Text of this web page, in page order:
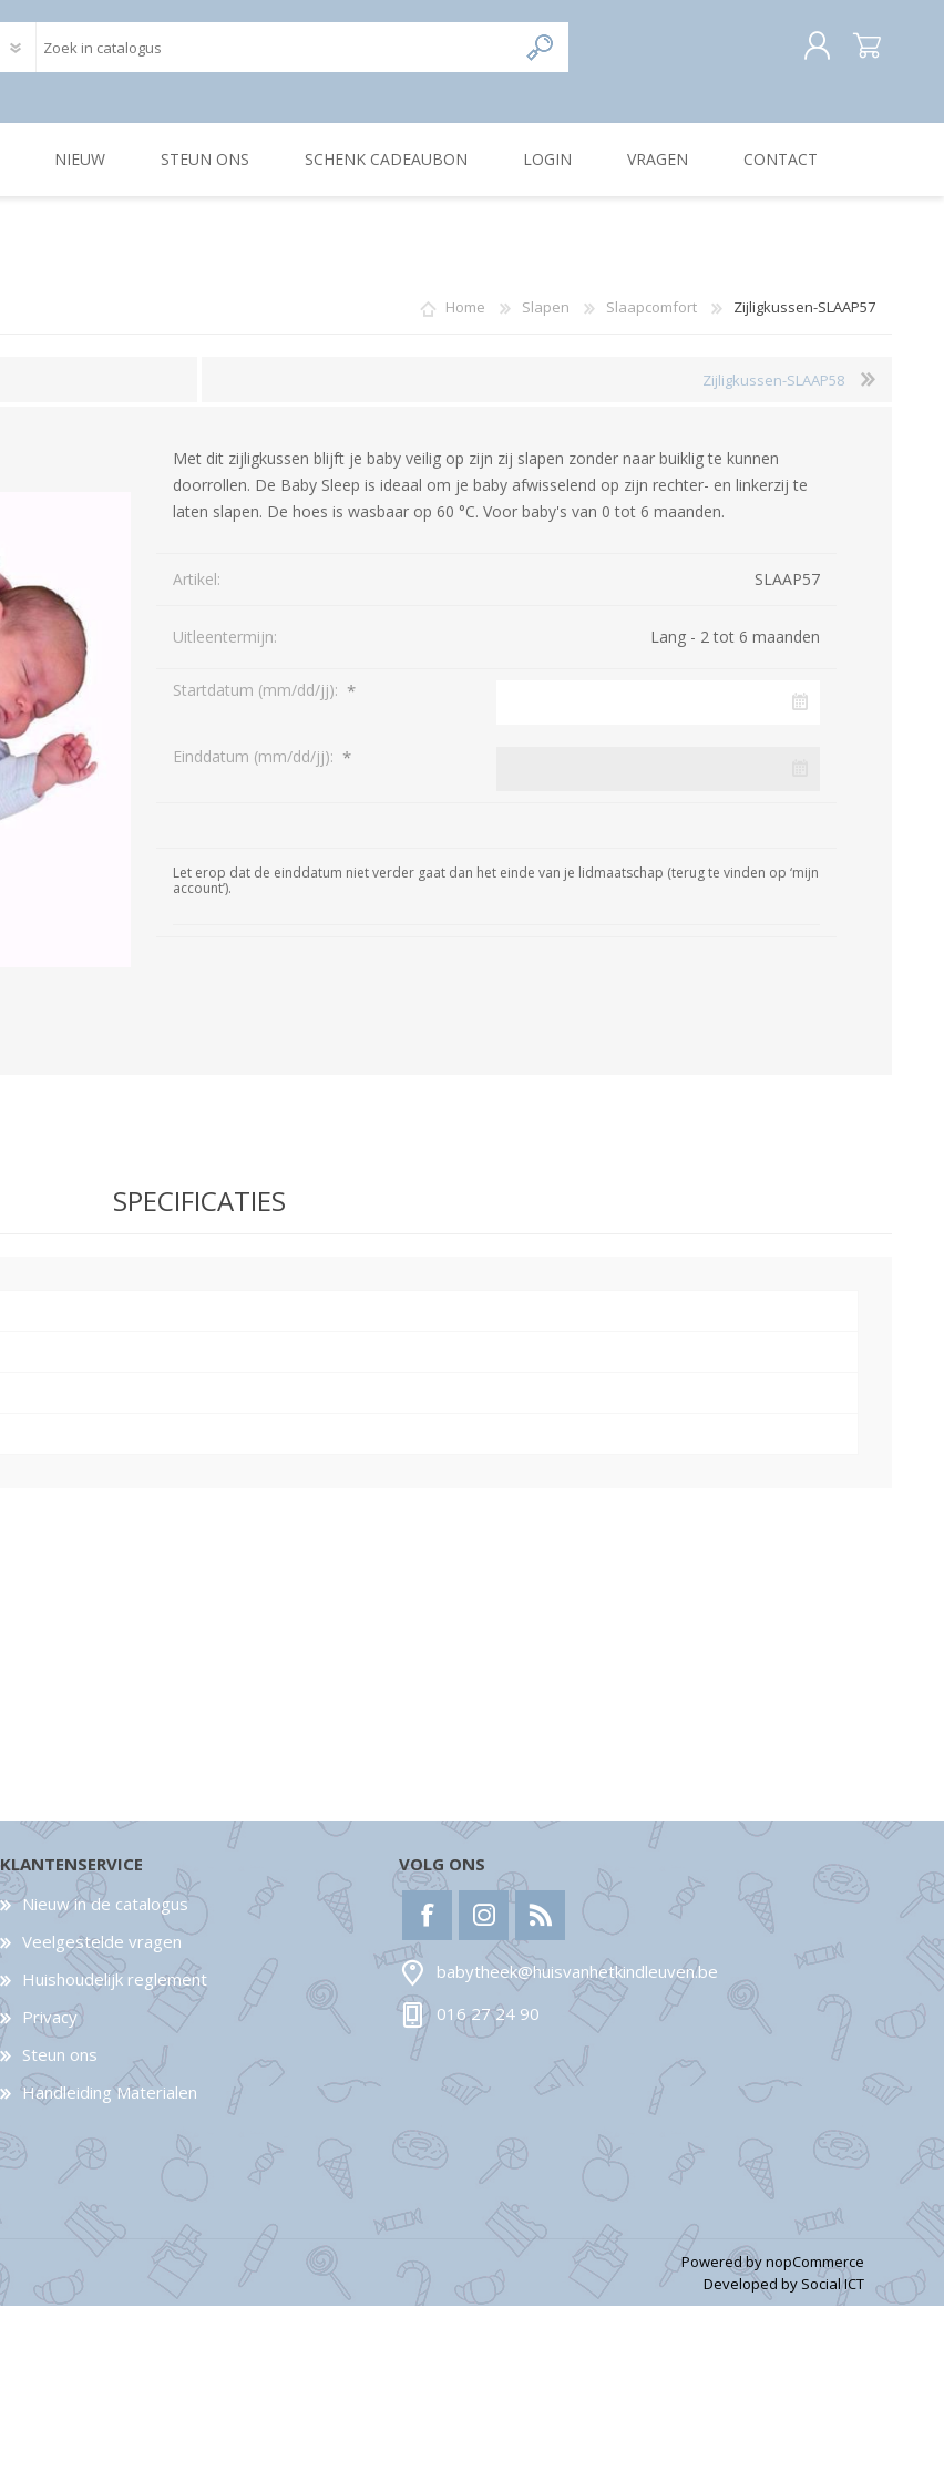
INLOGGEN
NIEUW STEUN ONS SCHENK CADEAUBON LOGIN VRAGEN CONTACT
Home Slapen Slaapcomfort Zijligkussen-SLAAP57
Zijligkussen-SLAAP58
Met dit zijligkussen blijft je baby veilig op zijn zij slapen zonder naar buiklig te kunnen
doorrollen. De Baby Sleep is ideaal om je baby afwisselend op zijn rechter- en linkerzij te
laten slapen. De hoes is wasbaar op 60 °C. Voor baby's van 0 tot 6 maanden.
Artikel: SLAAP57
Uitleentermijn: Lang - 2 tot 6 maanden
Startdatum (mm/dd/jj): *
Einddatum (mm/dd/jj): *
Let erop dat de einddatum niet verder gaat dan het einde van je lidmaatschap (terug te vinden op ‘mijn
account’).
SPECIFICATIES
KLANTENSERVICE
Nieuw in de catalogus
Veelgestelde vragen
Huishoudelijk reglement
Privacy
Steun ons
Handleiding Materialen
VOLG ONS
babytheek@huisvanhetkindleuven.be
016 27 24 90
Powered bynopCommerce
Developed by Social ICT